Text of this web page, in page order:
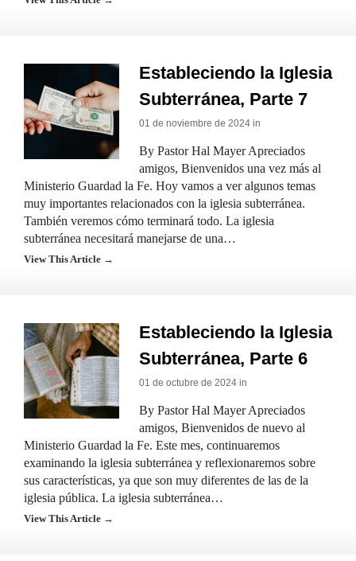
Estableciendo la Iglesia
Subterránea, Parte 7
01 de noviembre de 2024 in
By Pastor Hal Mayer Apreciados
amigos, Bienvenidos una vez más al
Ministerio Guardad la Fe. Hoy vamos a ver algunos temas
muy importantes relacionados con la iglesia subterránea.
También veremos cómo terminará todo. La iglesia
subterránea necesitará manejarse de una…
View This Article →
Estableciendo la Iglesia
Subterránea, Parte 6
01 de octubre de 2024 in
By Pastor Hal Mayer Apreciados
amigos, Bienvenidos de nuevo al
Ministerio Guardad la Fe. Este mes, continuaremos
examinando la iglesia subterránea y reflexionaremos sobre
sus características, ya que son muy diferentes de las de la
iglesia pública. La iglesia subterránea…
View This Article →